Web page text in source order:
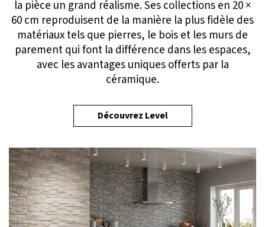
la pièce un grand réalisme. Ses collections en 20 ×
60 cm reproduisent de la manière la plus fidèle des
matériaux tels que pierres, le bois et les murs de
parement qui font la différence dans les espaces,
avec les avantages uniques offerts par la
céramique.
Découvrez Level